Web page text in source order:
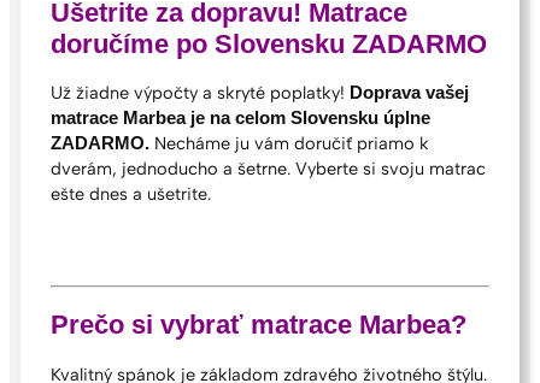
Ušetrite za dopravu! Matrace
doručíme po Slovensku ZADARMO
Už žiadne výpočty a skryté poplatky! Doprava vašej
matrace Marbea je na celom Slovensku úplne
ZADARMO.Necháme ju vám doručiť priamo k
dverám, jednoducho a šetrne. Vyberte si svoju matrac
ešte dnes a ušetrite.
Prečo si vybrať matrace Marbea?
Kvalitný spánok je základom zdravého životného štýlu.